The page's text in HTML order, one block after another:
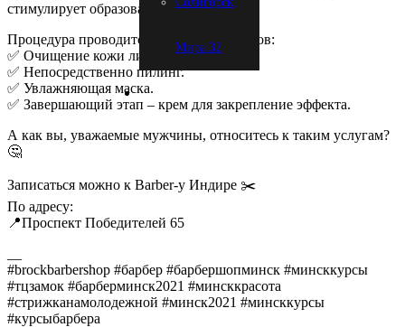
Мира 32
стимулирует образование новых.
Процедура проводится в несколько этапов:
✅ Очищение кожи лица.
✅ Непосредственно пилинг.
✅ Увлажняющая маска.
✅ Завершающий этап – крем для закрепление эффекта.
А как вы, уважаемые мужчины, относитесь к таким услугам?
🤔
Записаться можно к Barber-y Индире ✂️
По адресу:
📍Проспект Победителей 65
#brockbarbershop #барбер #барбершопминск #минсккурсы
#тцзамок #барберминск2021 #минсккрасота
#стрижканамолодежной #минск2021 #минсккурсы
#курсыбарбера